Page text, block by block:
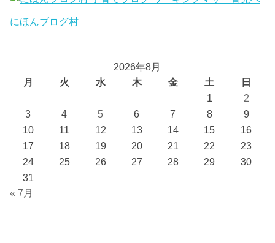
にほんブログ村
2026年8月
月
火 水 木 金 土
日
1
2
3
4 5 6 7 8
9
10
11 12 13 14 15
16
17
18 19 20 21 22
23
24
25 26 27 28 29
30
31
« 7月